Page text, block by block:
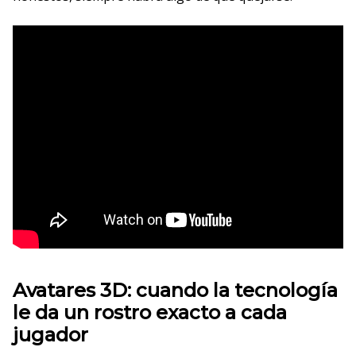
Avatares 3D: cuando la tecnología
le da un rostro exacto a cada
jugador